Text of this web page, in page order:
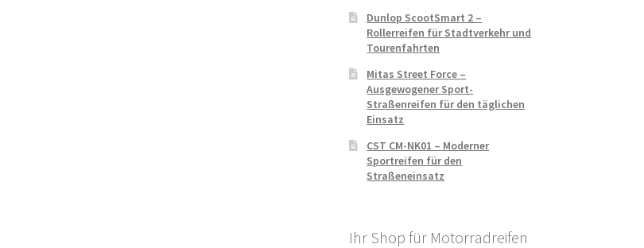
Dunlop ScootSmart 2 –
Rollerreifen für Stadtverkehr und
Tourenfahrten
Mitas Street Force –
Ausgewogener Sport-
Straßenreifen für den täglichen
Einsatz
CST CM-NK01 – Moderner
Sportreifen für den
Straßeneinsatz
Ihr Shop für Motorradreifen